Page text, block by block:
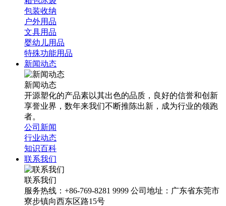
包装收纳
户外用品
文具用品
婴幼儿用品
特殊功能用品
新闻动态
新闻动态
开源塑化的产品素以其出色的品质，良好的信誉和创新
享誉业界，数年来我们不断推陈出新，成为行业的领跑
者。
公司新闻
行业动态
知识百科
联系我们
联系我们
服务热线：+86-769-8281 9999 公司地址：广东省东莞市
寮步镇向西东区路15号